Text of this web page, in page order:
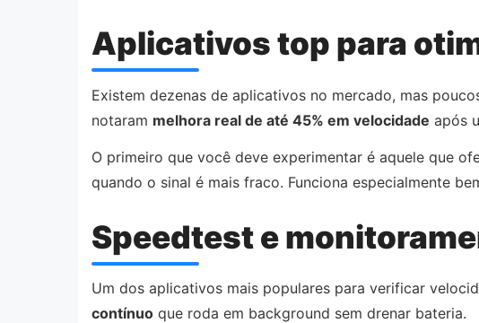
Aplicativos top para
Existem dezenas de aplicativos no mercado, mas
notaram melhora real de até 45% em velocidade após
O primeiro que você deve experimentar é aquele que
quando o sinal é mais fraco. Funciona especialmente
Speedtest e
Um dos aplicativos mais populares para verificar
contínuo que roda em background sem drenar bateria.